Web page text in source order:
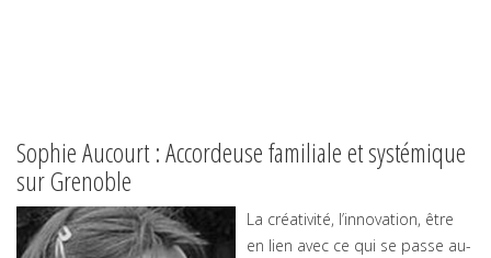
Sophie Aucourt : Accordeuse familiale et systémique
sur Grenoble
La créativité, l’innovation, être
en lien avec ce qui se passe au-